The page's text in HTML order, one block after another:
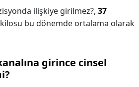
ilişkiye girilmez?, 37
bu dönemde ortalama olarak
girince cinsel